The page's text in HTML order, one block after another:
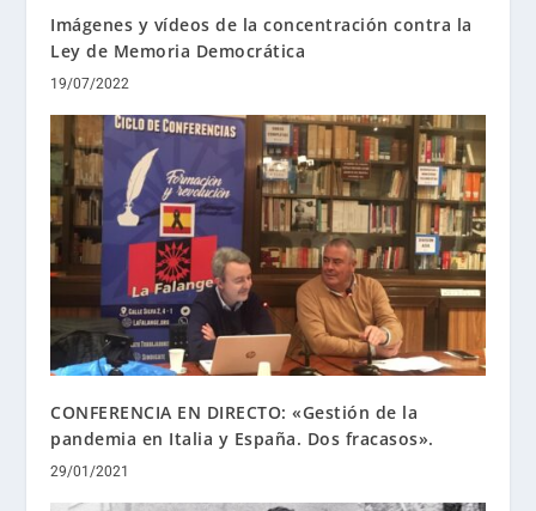
Imágenes y vídeos de la concentración contra la
Ley de Memoria Democrática
19/07/2022
CONFERENCIA EN DIRECTO: «Gestión de la
pandemia en Italia y España. Dos fracasos».
29/01/2021